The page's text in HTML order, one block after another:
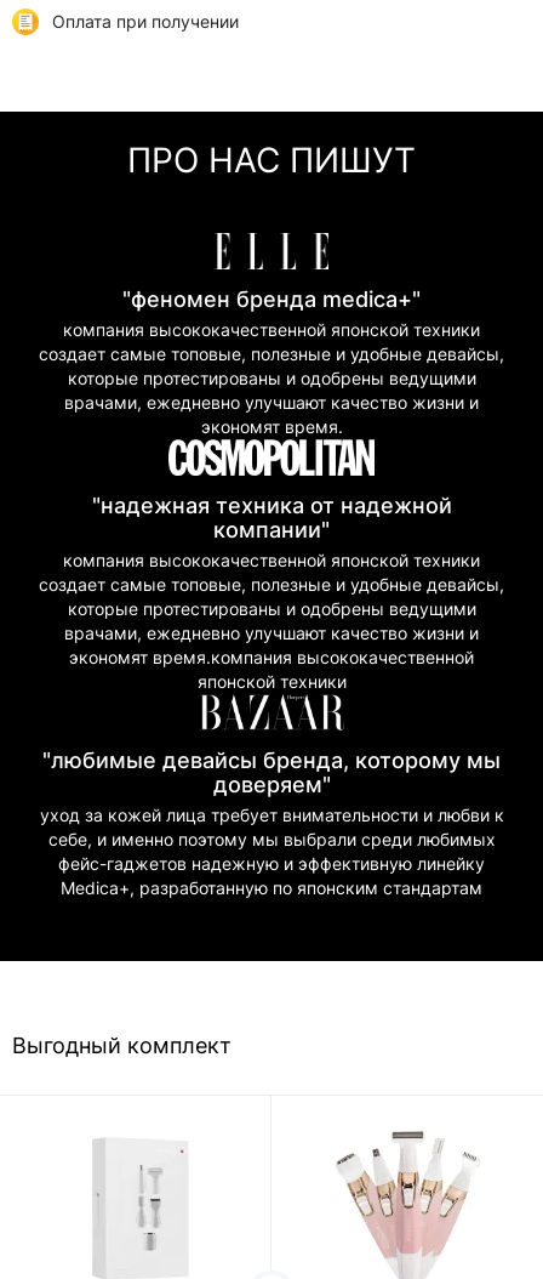
Оплата при получении
Покупка частями (Моно Банк)
ПРО НАС ПИШУТ
"феномен бренда medica+"
компания высококачественной японской техники
создает самые топовые, полезные и удобные девайсы,
которые протестированы и одобрены ведущими
врачами, ежедневно улучшают качество жизни и
экономят время.
"надежная техника от надежной
компании"
компания высококачественной японской техники
создает самые топовые, полезные и удобные девайсы,
которые протестированы и одобрены ведущими
врачами, ежедневно улучшают качество жизни и
экономят время.компания высококачественной
японской техники
"любимые девайсы бренда, которому мы
доверяем"
уход за кожей лица требует внимательности и любви к
себе, и именно поэтому мы выбрали среди любимых
фейс-гаджетов надежную и эффективную линейку
Medica+, разработанную по японским стандартам
Выгодный комплект